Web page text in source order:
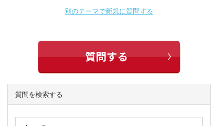
別のテーマで新規に質問する
質問を検索する